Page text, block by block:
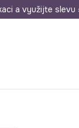
hodin 30
a využijte slevu